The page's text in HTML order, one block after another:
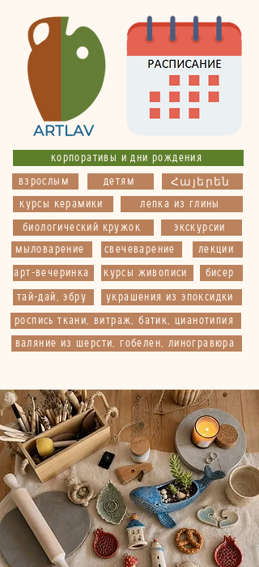
корпоративы и дни рождения
детям
взрослым Հայերեն
украшения из эпоксидки
мыловарение свечеварение
арт-вечеринка бисер
тай-дай, эбру
экскурсии
лепка из глины
роспись ткани, витраж, батик, цианотипия
курсы живописи
лекции
биологический кружок
курсы керамики
валяние из шерсти, гобелен, линогравюра